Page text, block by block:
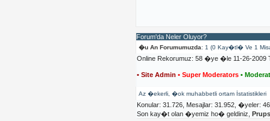
Forum'da Neler Oluyor?
�u An Forumumuzda: 1 (0 Kay�tl� Ve 1
Online Rekorumuz: 58 �ye �le 11-26-
• Site Admin • Super Moderators •
Az �ekerli, �ok muhabbetli ortam İstatistikleri
Konular: 31.726, Mesajlar: 31.952, �yeler:
Son kay�t olan �yemiz ho� geldiniz,